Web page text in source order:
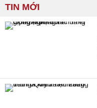
TIN MỚI